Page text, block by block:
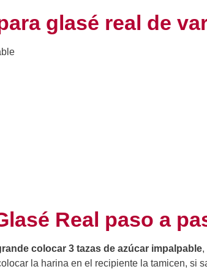
glasé real de
Real paso a
colocar 3 tazas de azúcar impalpable,
la harina en el recipiente la tamicen, si